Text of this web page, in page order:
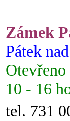
Zámek
Pátek
Otevřeno
10 - 16
tel. 731